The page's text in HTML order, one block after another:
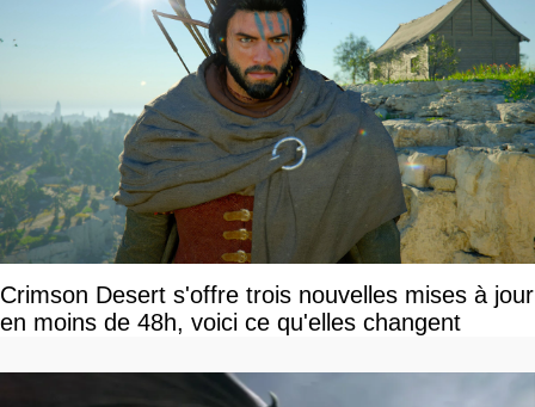
Crimson Desert s'offre trois nouvelles mises à jour
en moins de 48h, voici ce qu'elles changent